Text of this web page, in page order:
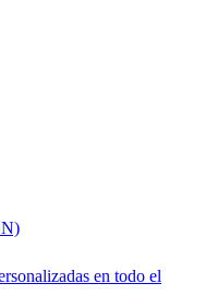
en todo el